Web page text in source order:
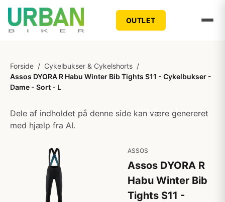
OUTLET
Forside / Cykelbukser & Cykelshorts /
Assos DYORA R Habu Winter Bib Tights S11 - Cykelbukser -
Dame - Sort - L
Dele af indholdet på denne side kan være genereret
med hjælp fra AI.
ASSOS
Assos DYORA R
Habu Winter Bib
Tights S11 -